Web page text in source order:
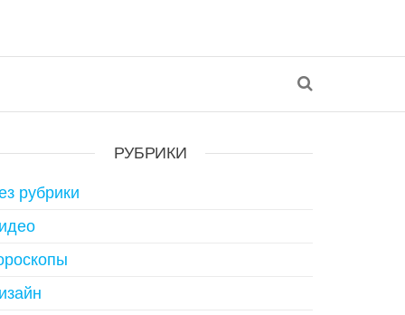
РУБРИКИ
рубрики